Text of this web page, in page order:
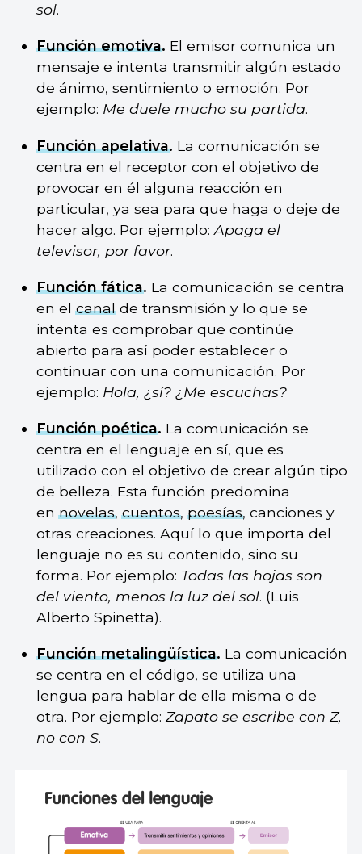
sol.
Función emotiva. El emisor comunica un
mensaje e intenta transmitir algún estado
de ánimo, sentimiento o emoción. Por
ejemplo: Me duele mucho su partida.
Función apelativa. La comunicación se
centra en el receptor con el objetivo de
provocar en él alguna reacción en
particular, ya sea para que haga o deje de
hacer algo. Por ejemplo: Apaga el
televisor, por favor.
Función fática. La comunicación se centra
en elcanalde transmisión y lo que se
intenta es comprobar que continúe
abierto para así poder establecer o
continuar con una comunicación. Por
ejemplo: Hola, ¿sí? ¿Me escuchas?
Función poética. La comunicación se
centra en el lenguaje en sí, que es
utilizado con el objetivo de crear algún tipo
de belleza. Esta función predomina
ennovelas,cuentos,poesías, canciones y
otras creaciones. Aquí lo que importa del
lenguaje no es su contenido, sino su
forma. Por ejemplo: Todas las hojas son
del viento, menos la luz del sol. (Luis
Alberto Spinetta).
Función metalingüística. La comunicación
se centra en el código, se utiliza una
lengua para hablar de ella misma o de
otra. Por ejemplo: Zapato se escribe con Z,
no con S.